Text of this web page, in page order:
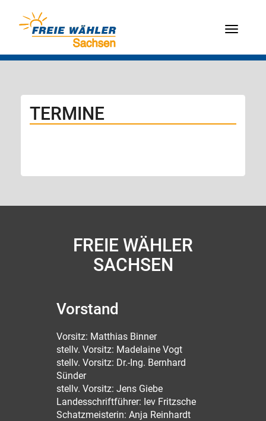
Menü
TERMINE
FREIE WÄHLER
SACHSEN
Vorstand
Vorsitz: Matthias Binner
stellv. Vorsitz: Madelaine Vogt
stellv. Vorsitz: Dr.-Ing. Bernhard
Sünder
stellv. Vorsitz: Jens Giebe
Landesschriftführer: Iev Fritzsche
Schatzmeisterin: Anja Reinhardt